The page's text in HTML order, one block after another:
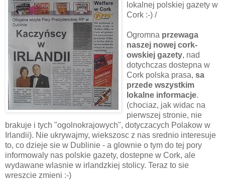
lokalnej polskiej gazety w
Cork :-) /
Ogromna przewaga
naszej nowej cork-
owskiej gazety, nad
dotychczas dostepna w
Cork polska prasa, sa
przede wszystkim
lokalne informacje.
(chociaz, jak widac na
pierwszej stronie, nie
brakuje i tych "ogolnokrajowych", dotyczacych Polakow w
Irlandii). Nie ukrywajmy, wiekszosc z nas srednio interesuje
to, co dzieje sie w Dublinie - a glownie o tym do tej pory
informowaly nas polskie gazety, dostepne w Cork, ale
wydawane wlasnie w irlandzkiej stolicy. Teraz to sie
wreszcie zmieni :-)